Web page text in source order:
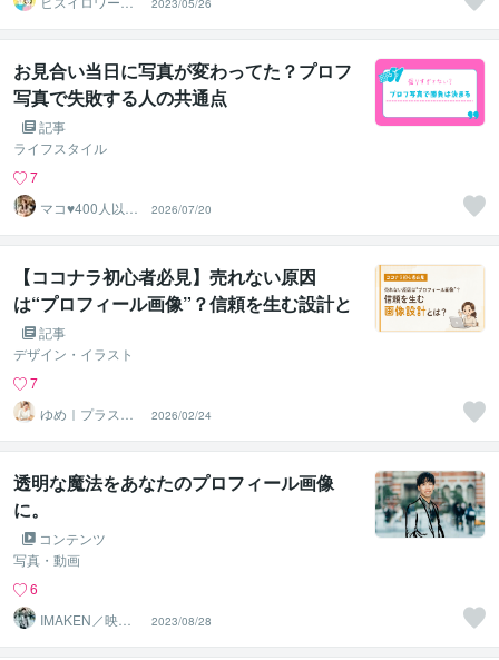
ス
2023/05/26
お見合い当日に写真が変わってた？プロフ
写真で失敗する人の共通点
記事
ライフスタイル
7
マコ♥️400人以上
の婚活を救った
専門家
2026/07/20
【ココナラ初心者必見】売れない原因
は“プロフィール画像”？信頼を生む設計と
は？記事
デザイン・イラスト
7
ゆめ｜プラスミ
ーデザイン ＠即
レス対応
2026/02/24
透明な魔法をあなたのプロフィール画像
に。
コンテンツ
写真・動画
6
IMAKEN／映像
2023/08/28